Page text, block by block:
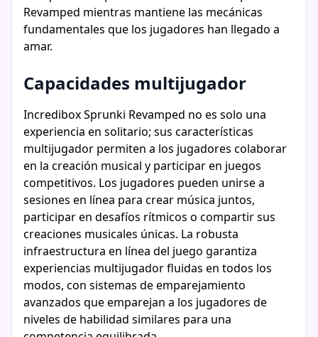
Revamped mientras mantiene las mecánicas
fundamentales que los jugadores han llegado a
amar.
Capacidades multijugador
Incredibox Sprunki Revamped no es solo una
experiencia en solitario; sus características
multijugador permiten a los jugadores colaborar
en la creación musical y participar en juegos
competitivos. Los jugadores pueden unirse a
sesiones en línea para crear música juntos,
participar en desafíos rítmicos o compartir sus
creaciones musicales únicas. La robusta
infraestructura en línea del juego garantiza
experiencias multijugador fluidas en todos los
modos, con sistemas de emparejamiento
avanzados que emparejan a los jugadores de
niveles de habilidad similares para una